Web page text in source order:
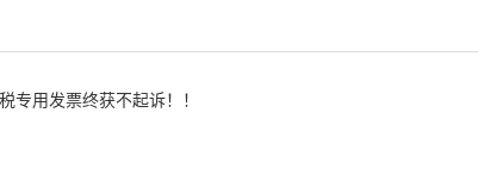
专用发票终获不起诉！！